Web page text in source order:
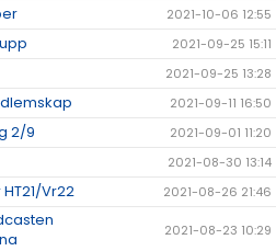
2021-10-06 12:55
2021-09-25 15:11
2021-09-25 13:28
2021-09-11 16:50
2/9 2021-09-01 11:20
2021-08-30 13:14
Vr22 2021-08-26 21:46
2021-08-23 10:29